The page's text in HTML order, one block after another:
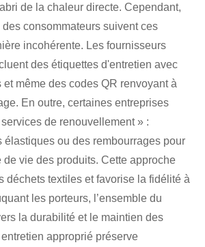
de la chaleur directe. Cependant,
consommateurs suivent ces
incohérente. Les fournisseurs
des étiquettes d'entretien avec
même des codes QR renvoyant à
En outre, certaines entreprises
de renouvellement » :
élastiques ou des rembourrages pour
de vie des produits. Cette approche
déchets textiles et favorise la fidélité à
les porteurs, l’ensemble du
la durabilité et le maintien des
approprié préserve